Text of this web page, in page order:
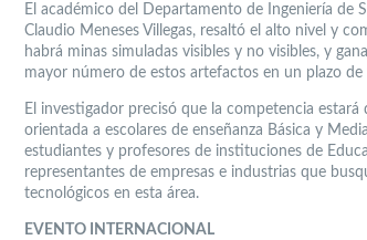
El académico del Departamento de Ingeniería de
Claudio Meneses Villegas, resaltó el alto nivel y
habrá minas simuladas visibles y no visibles, y
mayor número de estos artefactos en un plazo
El investigador precisó que la competencia
orientada a escolares de enseñanza Básica y
estudiantes y profesores de instituciones de
representantes de empresas e industrias que
tecnológicos en esta área.
EVENTO INTERNACIONAL